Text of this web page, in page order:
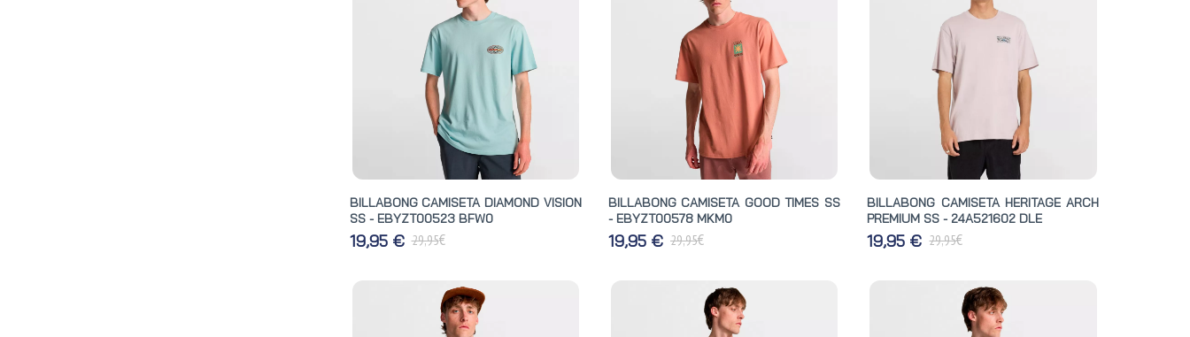
BILLABONG CAMISETA DIAMOND VISION
SS - EBYZT00523 BFW0
19,95 € 29,95€
BILLABONG CAMISETA GOOD TIMES SS
- EBYZT00578 MKM0
19,95 € 29,95€
BILLABONG CAMISETA HERITAGE ARCH
PREMIUM SS - 24A521602 DLE
19,95 € 29,95€